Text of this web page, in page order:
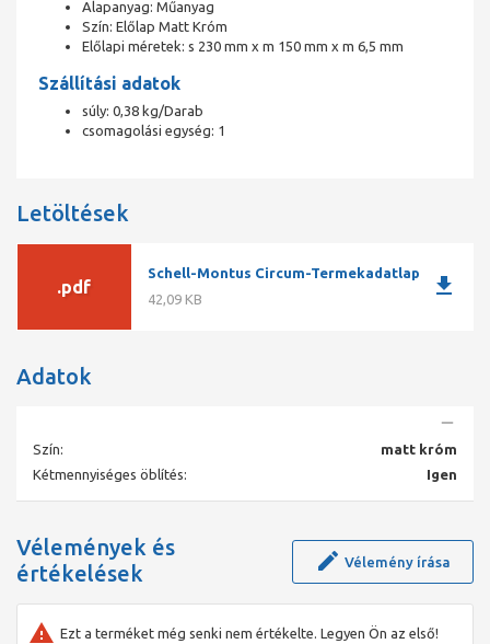
Alapanyag: Műanyag
Szín: Előlap Matt Króm
Előlapi méretek: s 230 mm x m 150 mm x m 6,5 mm
Szállítási adatok
súly: 0,38 kg/Darab
csomagolási egység: 1
Letöltések
.pdf
Schell-Montus Circum-Termekadatlap
42,09 KB
download
Adatok
Szín:
matt króm
Kétmennyiséges öblítés:
Igen
Vélemények és
értékelések
Vélemény írása
Ezt a terméket még senki nem értékelte. Legyen Ön az első!